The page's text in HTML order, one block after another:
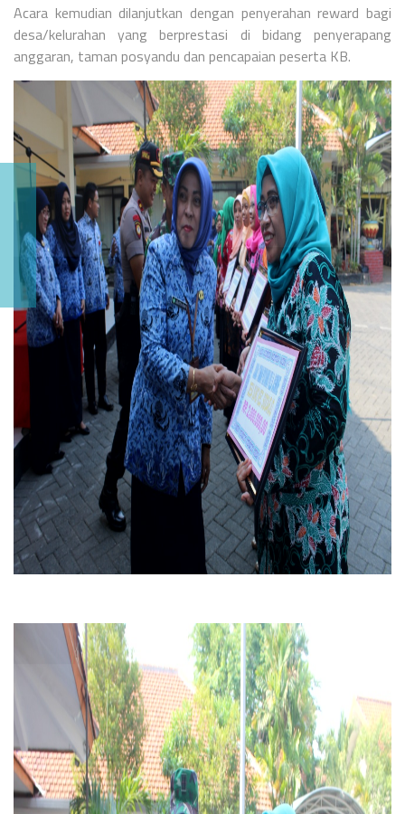
Acara kemudian dilanjutkan dengan penyerahan reward bagi
desa/kelurahan yang berprestasi di bidang penyerapang
anggaran, taman posyandu dan pencapaian peserta KB.